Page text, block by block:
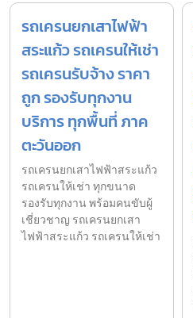
รถเครนยกเสาไฟฟ้า
สระแก้ว รถเครนให้เช่า
รถเครนรับจ้าง ราคา
ถูก รองรับทุกงาน
บริการ ทุกพื้นที่ ภาค
ตะวันออก
รถเครนยกเสาไฟฟ้าสระแก้ว
รถเครนให้เช่า ทุกขนาด
รองรับทุกงาน พร้อมคนขับผู้
เชี่ยวชาญ รถเครนยกเสา
ไฟฟ้าสระแก้ว รถเครนให้เช่า